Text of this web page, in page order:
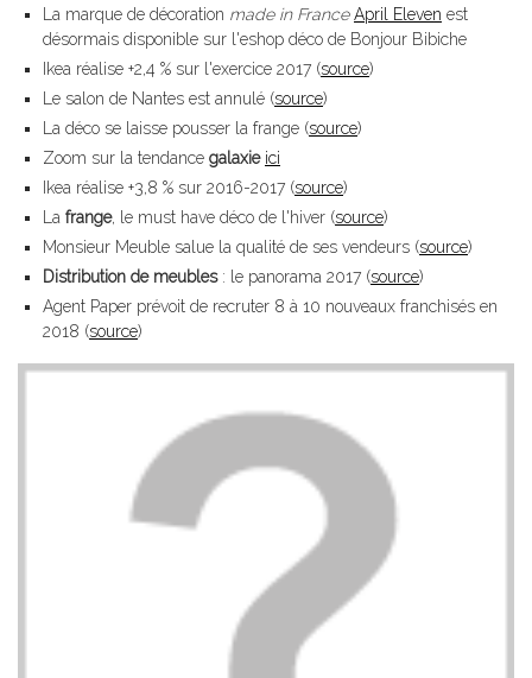
La marque de décoration made in France April Eleven est
désormais disponible sur l'eshop déco de Bonjour Bibiche
Ikea réalise +2,4 % sur l'exercice 2017 (source)
Le salon de Nantes est annulé (source)
La déco se laisse pousser la frange (source)
Zoom sur la tendance galaxie ici
Ikea réalise +3,8 % sur 2016-2017 (source)
La frange, le must have déco de l'hiver (source)
Monsieur Meuble salue la qualité de ses vendeurs (source)
Distribution de meubles: le panorama 2017 (source)
Agent Paper prévoit de recruter 8 à 10 nouveaux franchisés en
2018 (source)